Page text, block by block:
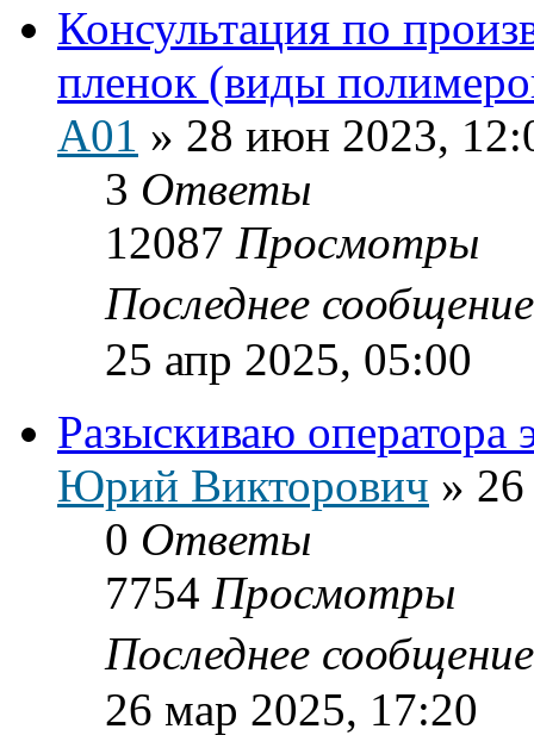
Консультация по
пленок (виды
A01 » 28 июн 2023,
3 Ответы
12087 Просмотры
Последнее
25 апр 2025, 05:00
Разыскиваю оператора
Юрий Викторович »
0 Ответы
7754 Просмотры
Последнее
26 мар 2025, 17:20